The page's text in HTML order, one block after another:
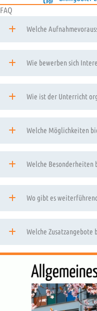
FAQ
Welche
Wie bewerben sich
Wie ist der Unterricht
Welche Möglichkeiten
Welche Besonderheiten
Wo gibt es
Welche Zusatzangebote